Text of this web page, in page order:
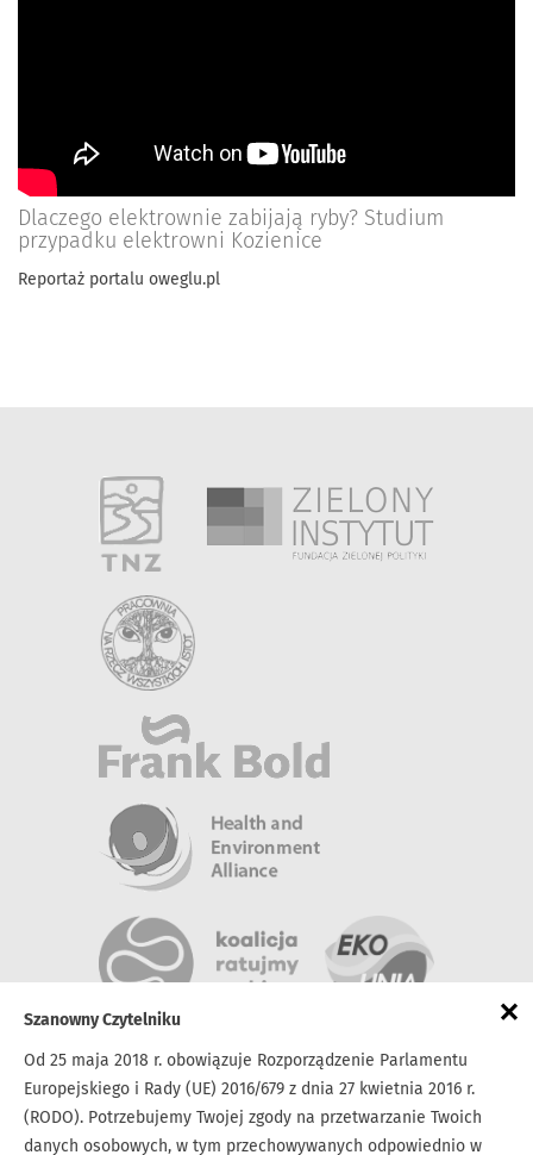
Dlaczego elektrownie zabijają ryby? Studium
przypadku elektrowni Kozienice
Reportaż portalu oweglu.pl
×
Szanowny Czytelniku
Od 25 maja 2018 r. obowiązuje Rozporządzenie Parlamentu
Europejskiego i Rady (UE) 2016/679 z dnia 27 kwietnia 2016 r.
(RODO). Potrzebujemy Twojej zgody na przetwarzanie Twoich
danych osobowych, w tym przechowywanych odpowiednio w